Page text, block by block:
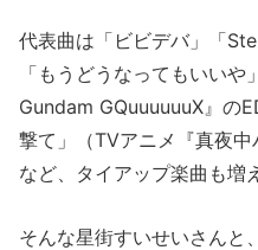
代表曲は「ビビデバ」「
「もうどうなってもいい
Gundam GQuuuuuuX』の
撃て」（TVアニメ『真夜中
など、タイアップ楽曲も増
そんな星街すいせいさんと